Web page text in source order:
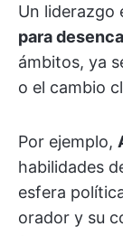
Un liderazgo
para
ámbitos, ya
o el cambio
Por ejemplo,
habilidades
esfera
orador y su